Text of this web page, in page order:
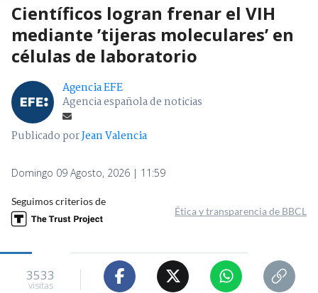
Científicos logran frenar el VIH
mediante ’tijeras moleculares’ en
células de laboratorio
Agencia EFE
Agencia española de noticias
Publicado porJean Valencia
Domingo 09 Agosto, 2026 | 11:59
Seguimos criterios de
Ética y transparencia de BBCL
3533
visitas